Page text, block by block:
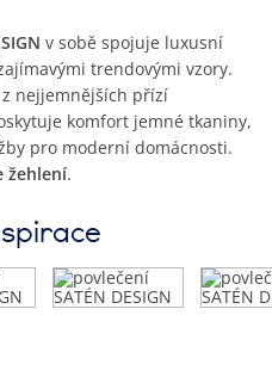
v sobě spojuje luxusní
trendovými vzory.
nejjemnějších přízí
komfort jemné tkaniny,
pro moderní domácnosti.
žehlení.